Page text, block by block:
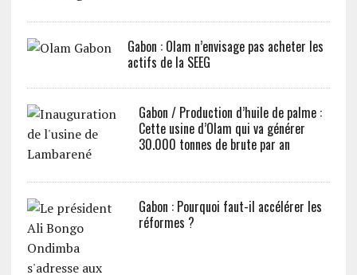
Gabon : Olam n’envisage pas acheter les
actifs de la SEEG
Gabon / Production d’huile de palme :
Cette usine d’Olam qui va générer
30.000 tonnes de brute par an
Gabon : Pourquoi faut-il accélérer les
réformes ?